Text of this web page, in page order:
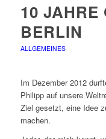
10
BERLIN
ALLGEMEINES
Im Dezember 2012
Philipp auf unsere
Ziel gesetzt, eine Idee
machen.